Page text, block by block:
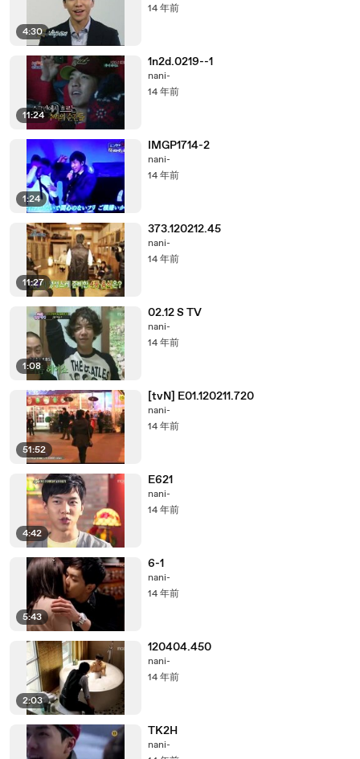
4:30
14 年前
11:24
1n2d.0219--1
nani-
14 年前
1:24
IMGP1714-2
nani-
14 年前
11:27
373.120212.45
nani-
14 年前
1:08
02.12 S TV
nani-
14 年前
51:52
[tvN] E01.120211.720
nani-
14 年前
4:42
E621
nani-
14 年前
5:43
6-1
nani-
14 年前
2:03
120404.450
nani-
14 年前
TK2H
nani-